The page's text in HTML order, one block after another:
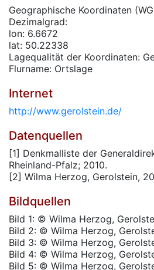
Geographische Koordinaten
Dezimalgrad:
lon: 6.6672
lat: 50.22338
Lagequalität der Koordinaten:
Flurname: Ortslage
Internet
http://www.gerolstein.de/
Datenquellen
[1] Denkmalliste der
Rheinland-Pfalz; 2010.
[2] Wilma Herzog, Gerolstein,
Bildquellen
Bild 1: © Wilma Herzog,
Bild 2: © Wilma Herzog,
Bild 3: © Wilma Herzog,
Bild 4: © Wilma Herzog,
Bild 5: © Wilma Herzog,